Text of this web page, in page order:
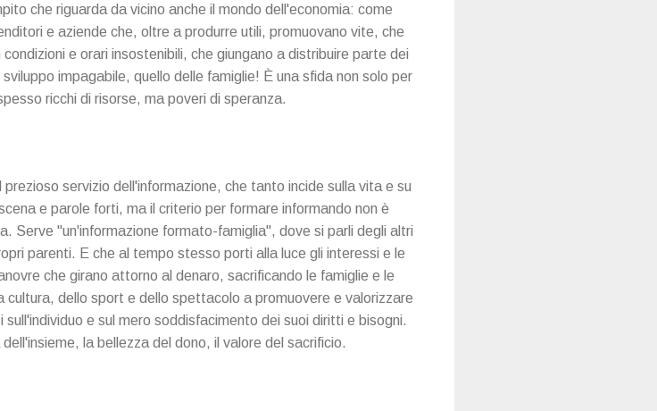
che riguarda da vicino anche il mondo dell'economia: come
e aziende che, oltre a produrre utili, promuovano vite, che
e orari insostenibili, che giungano a distribuire parte dei
impagabile, quello delle famiglie! È una sfida non solo per
ricchi di risorse, ma poveri di speranza.
servizio dell'informazione, che tanto incide sulla vita e su
e parole forti, ma il criterio per formare informando non è
Serve "un'informazione formato-famiglia", dove si parli degli altri
parenti. E che al tempo stesso porti alla luce gli interessi e le
che girano attorno al denaro, sacrificando le famiglie e le
cultura, dello sport e dello spettacolo a promuovere e valorizzare
e sul mero soddisfacimento dei suoi diritti e bisogni.
la bellezza del dono, il valore del sacrificio.